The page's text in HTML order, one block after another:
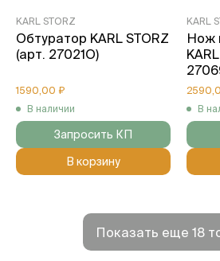
KARL STORZ
Обтуратор KARL STORZ
(арт. 27021O)
1590,00 ₽
В наличии
Запросить КП
В корзину
KARL
Нож
В
Показать еще 18